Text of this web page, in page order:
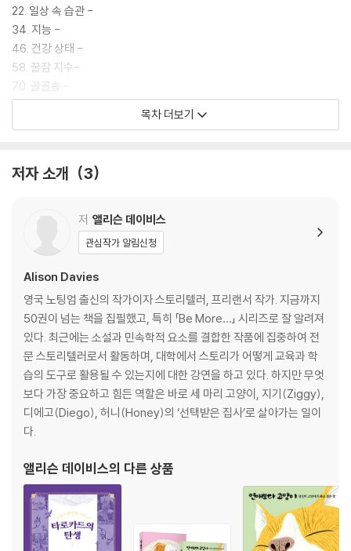
22. 일상 속 습관 -
34. 지능 -
46. 건강 상태 -
58. 꿀잠 지수-
70. 골골송 -
82. 캣티튜드 -
119. 결론
목차 더보기
저자 소개 3
저 앨리슨 데이비스
관심작가 알림신청
Alison Davies
영국 노팅엄 출신의 작가이자 스토리텔러, 프리랜서 작가. 지금까지
50권이 넘는 책을 집필했고, 특히 「Be More…」 시리즈로 잘 알려져
있다. 최근에는 소설과 민속학적 요소를 결합한 작품에 집중하여 전
문 스토리텔러로서 활동하며, 대학에서 스토리가 어떻게 교육과 학
습의 도구로 활용될 수 있는지에 대한 강연을 하고 있다. 하지만 무엇
보다 가장 중요하고 힘든 역할은 바로 세 마리 고양이, 지기(Ziggy),
디에고(Diego), 허니(Honey)의 ‘선택받은 집사’로 살아가는 일이
다.
앨리슨 데이비스의 다른 상품